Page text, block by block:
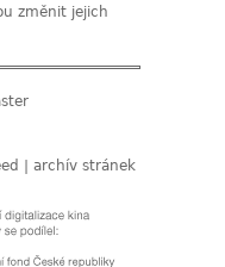
změnit jejich
archív stránek